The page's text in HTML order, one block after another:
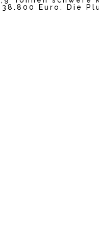
Euro. Die